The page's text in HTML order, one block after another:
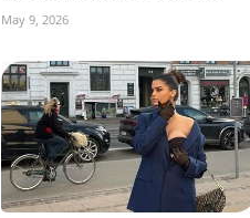
May 9, 2026